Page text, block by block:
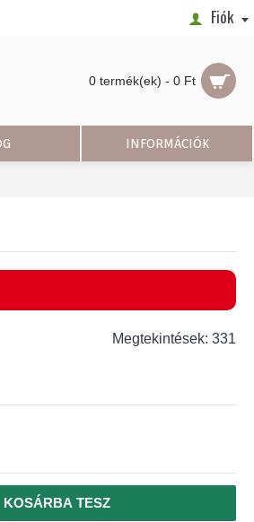
Fiók
0 termék(ek) - 0 Ft
INFORMÁCIÓK
Megtekintések: 331
KOSÁRBA TESZ